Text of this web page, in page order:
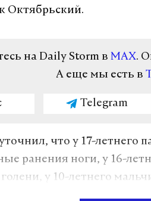
Октябрьский.
на Daily Storm в MAX.
А еще мы есть в
Telegram
что у 17-
ранения ноги, у 16-
у 10-летнего